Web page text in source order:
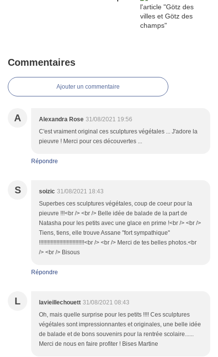
Commentaires
Ajouter un commentaire
A Alexandra Rose 31/08/2021 19:56
C'est vraiment original ces sculptures végétales ... J'adore la
pieuvre ! Merci pour ces découvertes ...
Répondre
S soizic 31/08/2021 18:43
Superbes ces sculptures végétales, coup de coeur pour la
pieuvre !!!<br /> <br /> Belle idée de balade de la part de
Natasha pour les petits avec une glace en prime !<br /> <br />
Tiens, tiens, elle trouve Assane "fort sympathique"
!!!!!!!!!!!!!!!!!!!!!!!!!!!!!!!<br /> <br /> Merci de tes belles photos.<br
/> <br /> Bisous
Répondre
L lavieillechouett 31/08/2021 08:43
Oh, mais quelle surprise pour les petits !!!! Ces sculptures
végétales sont impressionnantes et originales, une belle idée
de balade et de bons souvenirs pour la rentrée scolaire......
Merci de nous en faire profiter ! Bises Martine